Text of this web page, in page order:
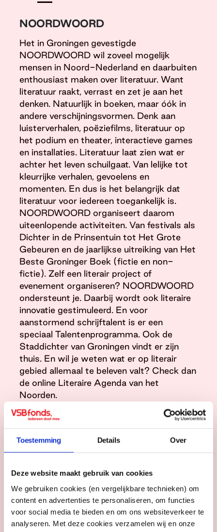
Toestemming Details Over
Deze website maakt gebruik van cookies
We gebruiken cookies (en vergelijkbare technieken) om
content en advertenties te personaliseren, om functies
voor social media te bieden en om ons websiteverkeer te
analyseren. Met deze cookies verzamelen wij en onze
NOORDWOORD
Het in Groningen gevestigde
NOORDWOORD wil zoveel mogelijk
mensen in Noord-Nederland en daarbuiten
enthousiast maken over literatuur. Want
literatuur raakt, verrast en zet je aan het
denken. Natuurlijk in boeken, maar óók in
andere verschijningsvormen. Denk aan
luisterverhalen, poëziefilms, literatuur op
het podium en theater, interactieve games
en installaties. Literatuur laat zien wat er
achter het leven schuilgaat. Van lelijke tot
kleurrijke verhalen, gevoelens en
momenten. En dus is het belangrijk dat
literatuur voor iedereen toegankelijk is.
NOORDWOORD organiseert daarom
uiteenlopende activiteiten. Van festivals als
Dichter in de Prinsentuin tot Het Grote
Gebeuren en de jaarlijkse uitreiking van Het
Beste Groninger Boek (fictie en non-
fictie). Zelf een literair project of
evenement organiseren? NOORDWOORD
ondersteunt je. Daarbij wordt ook literaire
innovatie gestimuleerd. En voor
aanstormend schrijftalent is er een
speciaal Talentenprogramma. Ook de
Staddichter van Groningen vindt er zijn
thuis. En wil je weten wat er op literair
gebied allemaal te beleven valt? Check dan
de online Literaire Agenda van het
Noorden.
Meer informatie vind je op noordwoord.nl
Taal Doet Meer
gelooft in een stad waarin mensen
nieuwsgierig zijn naar elkaar, omkijken naar
elkaar én leren van elkaar. Een stad dus
waarin iedereen kan meedoen.
Vooroordelen en taalbarrières staan eerlijke